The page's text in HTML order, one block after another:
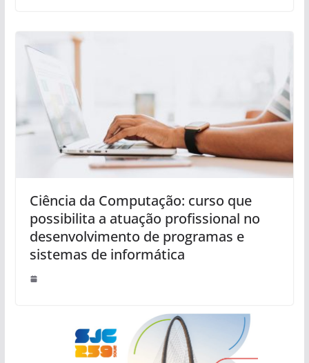
Ciência da Computação: curso que
possibilita a atuação profissional no
desenvolvimento de programas e
sistemas de informática